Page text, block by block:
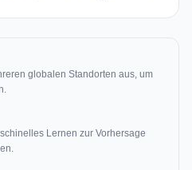
globalen Standorten aus, um
Lernen zur Vorhersage